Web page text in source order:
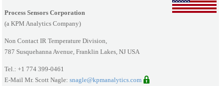
Process Sensors Corporation
(a KPM Analytics Company)
Non Contact IR Temperature Division,
787 Susquehanna Avenue, Franklin Lakes, NJ USA
Tel.: +1 774 399-0461
E-Mail Mr. Scott Nagle:snagle@kpmanalytics.com